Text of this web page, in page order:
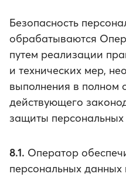
Безопасность
обрабатываются
путем реализации
и технических мер,
выполнения в полном
действующего
защиты
8.1. Оператор
персональных данных